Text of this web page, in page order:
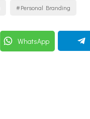
Personal Branding
WhatsApp